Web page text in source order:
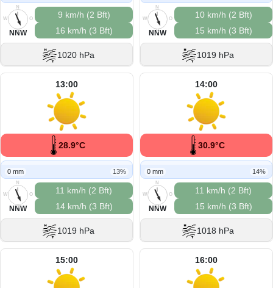
N
O
S
W
NNW
9 km/h (2 Bft)
16 km/h (3 Bft)
1020 hPa
N
O
S
W
NNW
10 km/h (2 Bft)
15 km/h (3 Bft)
1019 hPa
13:00
28.9°C
0 mm 13%
N
O
S
W
NNW
11 km/h (2 Bft)
14 km/h (3 Bft)
1019 hPa
14:00
30.9°C
0 mm 14%
N
O
S
W
NNW
11 km/h (2 Bft)
15 km/h (3 Bft)
1018 hPa
15:00 16:00